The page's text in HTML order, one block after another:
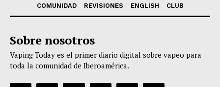
COMUNIDAD
REVISIONES ENGLISH CLUB
Sobre nosotros
Vaping Today es el primer diario digital sobre vapeo para
toda la comunidad de Iberoamérica.